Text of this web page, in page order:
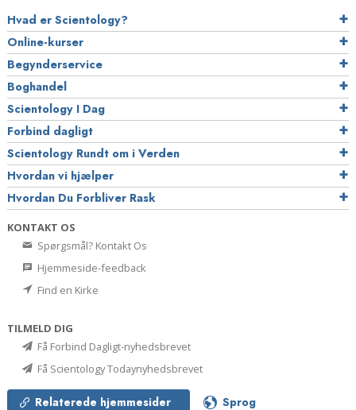
Hvad er Scientology?
Online-kurser
Begynderservice
Boghandel
Scientology I Dag
Forbind dagligt
Scientology Rundt om i Verden
Hvordan vi hjælper
Hvordan Du Forbliver Rask
KONTAKT OS
Spørgsmål? Kontakt Os
Hjemmeside-feedback
Find en Kirke
TILMELD DIG
Få Forbind Dagligt-nyhedsbrevet
Få Scientology Todaynyhedsbrevet
Relaterede hjemmesider Sprog